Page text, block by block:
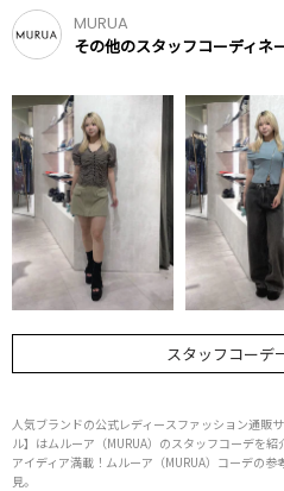
MURUA
その他のスタッフコーディネ
スタッフコーデ
人気ブランドの公式レディースファッション通販
ル】はムルーア（MURUA）のスタッフコーデを
アイディア満載！ムルーア（MURUA）コーデの
見。